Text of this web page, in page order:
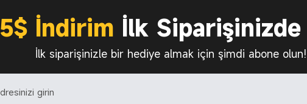
5$ İndirim İlk
İlk siparişinizle bir hediye almak için şimdi abone olun!